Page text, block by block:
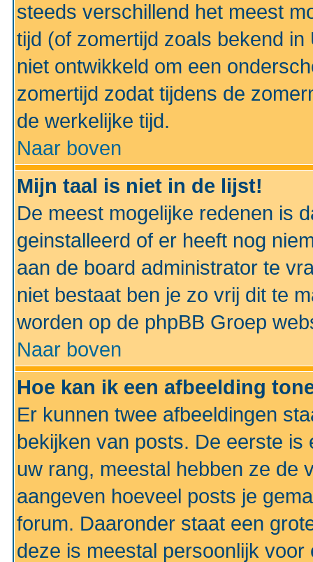
steeds verschillend het meest
tijd (of zomertijd zoals bekend
niet ontwikkeld om een
zomertijd zodat tijdens de
de werkelijke tijd.
Naar boven
Mijn taal is niet in de lijst!
De meest mogelijke redenen is
geinstalleerd of er heeft nog
aan de board administrator te
niet bestaat ben je zo vrij dit te
worden op de phpBB Groep
Naar boven
Hoe kan ik een afbeelding
Er kunnen twee afbeeldingen
bekijken van posts. De eerste
uw rang, meestal hebben ze de
aangeven hoeveel posts je
forum. Daaronder staat een
deze is meestal persoonlijk